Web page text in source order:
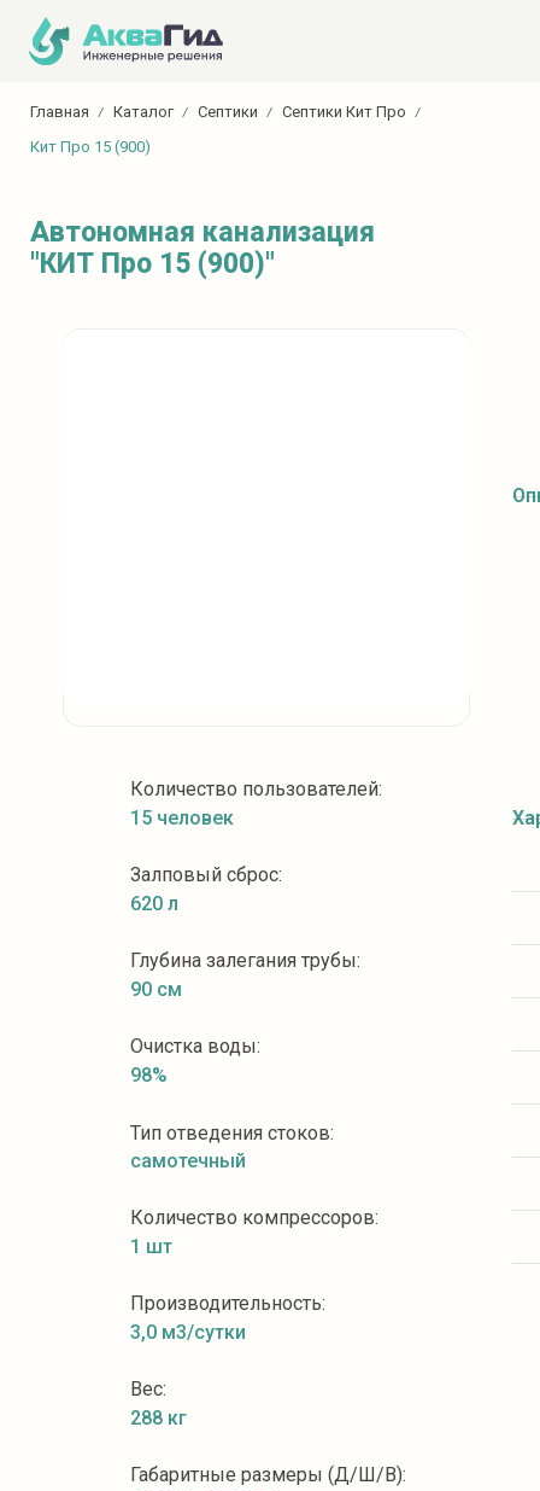
Главная Каталог Септики
Септики Кит Про
Кит Про 15 (900)
Залповый сброс:
Количество компрессоров:
Очистка воды:
Вес:
Производительность:
Тип отведения стоков:
Глубина залегания трубы:
Количество пользователей:
288 кг
3,0 м3/сутки
1 шт
самотечный
98%
90 см
620 л
15 человек
Габаритные размеры (Д/Ш/В):
Автономная канализация
"КИТ Про 15 (900)"